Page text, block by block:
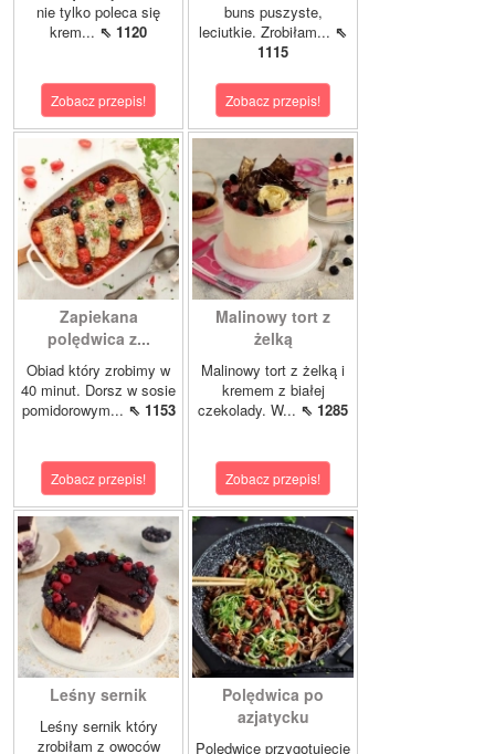
nie tylko poleca się
krem... ⇖ 1120
Zobacz przepis!
buns puszyste,
leciutkie. Zrobiłam... ⇖
1115
Zobacz przepis!
Zapiekana
polędwica z...
Obiad który zrobimy w
40 minut. Dorsz w sosie
pomidorowym... ⇖ 1153
Zobacz przepis!
Malinowy tort z
żelką
Malinowy tort z żelką i
kremem z białej
czekolady. W... ⇖ 1285
Zobacz przepis!
Leśny sernik
Leśny sernik który
zrobiłam z owoców
Polędwica po
azjatycku
Polędwicę przygotujecie